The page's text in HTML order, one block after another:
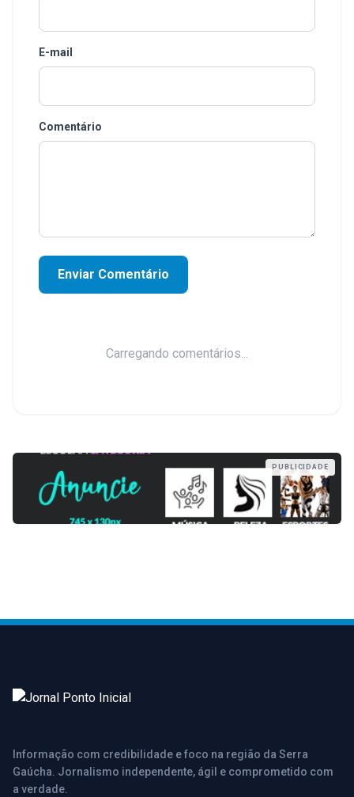
E-mail
Comentário
Enviar Comentário
Carregando comentários...
PUBLICIDADE
Informação com credibilidade e foco na região da Serra
Gaúcha. Jornalismo independente, ágil e comprometido com
a verdade.